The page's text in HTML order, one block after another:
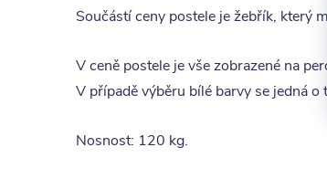
Součástí ceny postele je žebřík, který
V ceně postele je vše zobrazené na
V případě výběru bílé barvy se jedná
Nosnost: 120 kg.